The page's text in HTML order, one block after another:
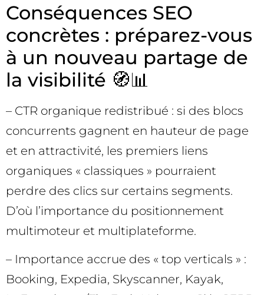
Conséquences SEO
concrètes : préparez-vous
à un nouveau partage de
la visibilité 🧭📊
– CTR organique redistribué : si des blocs
concurrents gagnent en hauteur de page
et en attractivité, les premiers liens
organiques « classiques » pourraient
perdre des clics sur certains segments.
D’où l’importance du positionnement
multimoteur et multiplateforme.
– Importance accrue des « top verticals » :
Booking, Expedia, Skyscanner, Kayak,